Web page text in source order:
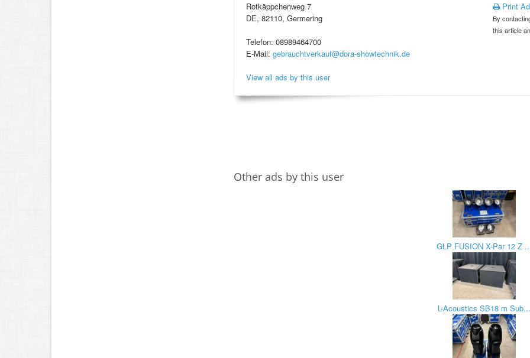
Rotkäppchenweg 7
DE, 82110, Germering
Telefon: 08989464700
E-Mail: gebrauchtverkauf@dora-showtechnik.de
View all ads by this user
Print Ad
By
this article
Other ads by this user
GLP FUSION X-Par 12 Z
L-Acoustics SB18 m Sub...